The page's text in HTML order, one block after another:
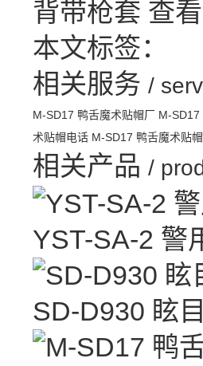
背带枪套 查
本文标签：
相关服务 /
M-SD17 鸭舌魔术贴帽厂 M-SD17
术贴帽电话 M-SD17 鸭舌魔术贴
相关产品 /
YST-SA-2 警
SD-D930 眩